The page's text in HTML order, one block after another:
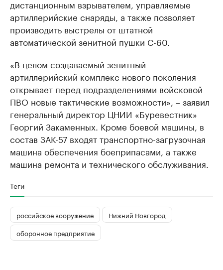
дистанционным взрывателем, управляемые
артиллерийские снаряды, а также позволяет
производить выстрелы от штатной
автоматической зенитной пушки С-60.
«В целом создаваемый зенитный
артиллерийский комплекс нового поколения
открывает перед подразделениями войсковой
ПВО новые тактические возможности», – заявил
генеральный директор ЦНИИ «Буревестник»
Георгий Закаменных. Кроме боевой машины, в
состав ЗАК-57 входят транспортно-загрузочная
машина обеспечения боеприпасами, а также
машина ремонта и технического обслуживания.
Теги
российское вооружение
Нижний Новгород
оборонное предприятие